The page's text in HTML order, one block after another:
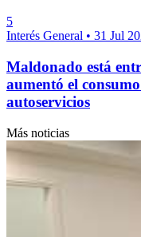
5
Interés General • 31 Jul
Maldonado está
aumentó el
autoservicios
Más noticias